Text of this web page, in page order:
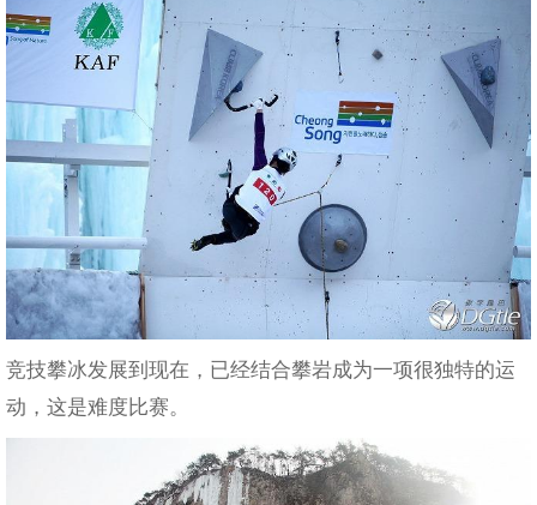
竞技攀冰发展到现在，已经结合攀岩成为一项很独特的运
动，这是难度比赛。